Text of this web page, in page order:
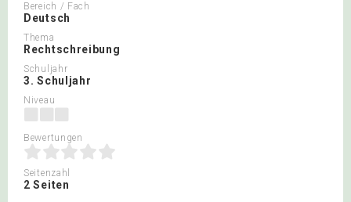
Bereich / Fach
Deutsch
Thema
Rechtschreibung
Schuljahr
3. Schuljahr
Niveau
Bewertungen
Seitenzahl
2 Seiten